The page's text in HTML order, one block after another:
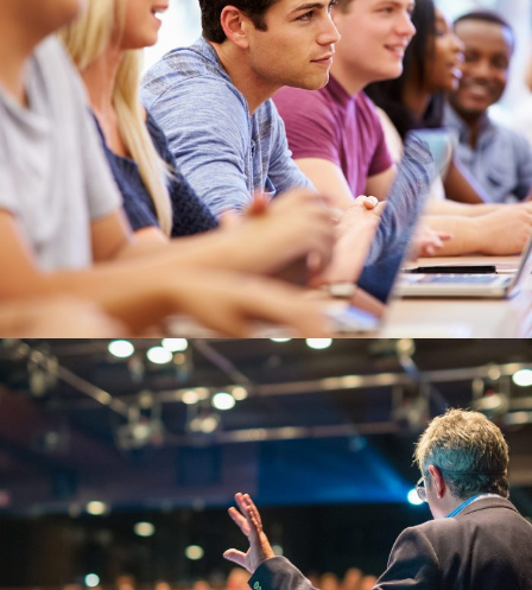
6 DE JUNIO DE 2016
SECUREADMIN_WP9K3